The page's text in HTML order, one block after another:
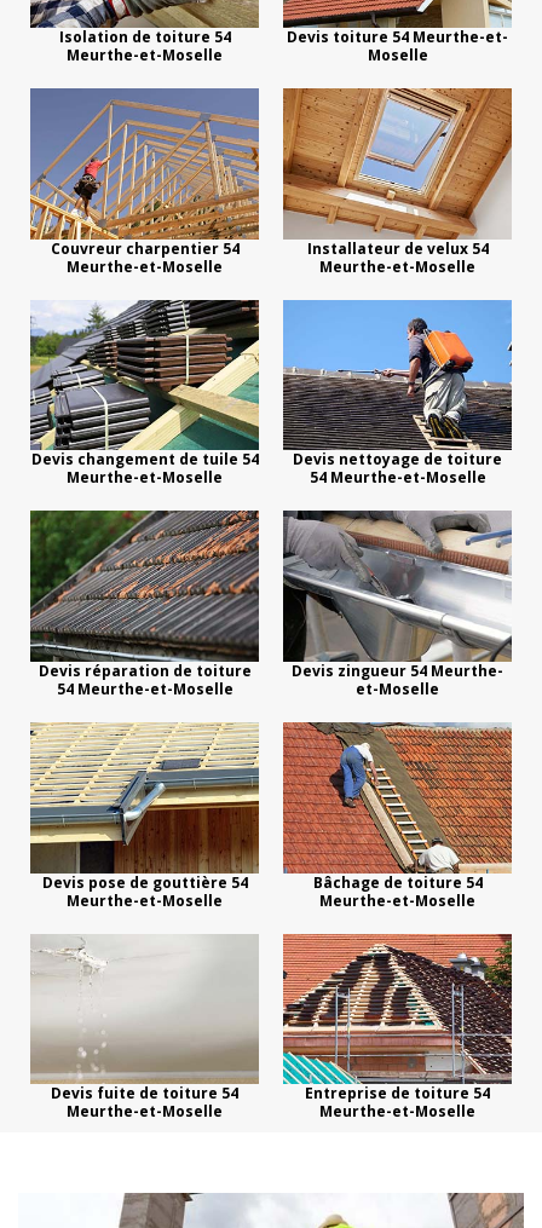
Isolation de toiture 54
Meurthe-et-Moselle
Devis toiture 54 Meurthe-et-
Moselle
Couvreur charpentier 54
Meurthe-et-Moselle
Installateur de velux 54
Meurthe-et-Moselle
Devis changement de tuile 54
Meurthe-et-Moselle
Devis nettoyage de toiture
54 Meurthe-et-Moselle
Devis réparation de toiture
54 Meurthe-et-Moselle
Devis zingueur 54 Meurthe-
et-Moselle
Devis pose de gouttière 54
Meurthe-et-Moselle
Bâchage de toiture 54
Meurthe-et-Moselle
Devis fuite de toiture 54
Meurthe-et-Moselle
Entreprise de toiture 54
Meurthe-et-Moselle